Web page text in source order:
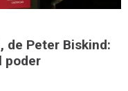
de Peter Biskind:
poder